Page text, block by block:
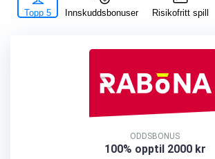
Topp 5 Innskuddsbonuser Risikofritt spill
ODDSBONUS
100% opptil 2000 kr